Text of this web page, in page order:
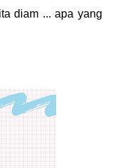
diam ... apa yang